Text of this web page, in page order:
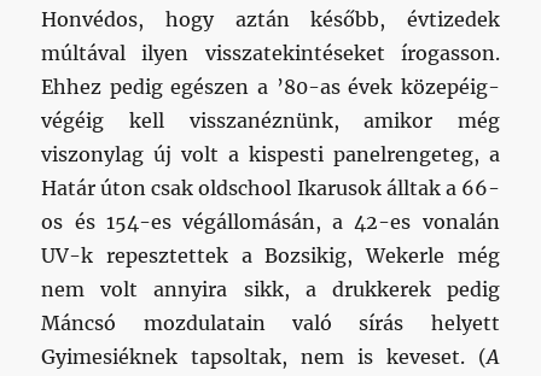
Honvédos, hogy aztán később, évtizedek
múltával ilyen visszatekintéseket írogasson.
Ehhez pedig egészen a ’80-as évek közepéig-
végéig kell visszanéznünk, amikor még
viszonylag új volt a kispesti panelrengeteg, a
Határ úton csak oldschool Ikarusok álltak a 66-
os és 154-es végállomásán, a 42-es vonalán
UV-k repesztettek a Bozsikig, Wekerle még
nem volt annyira sikk, a drukkerek pedig
Máncsó mozdulatain való sírás helyett
Gyimesiéknek tapsoltak, nem is keveset. (A